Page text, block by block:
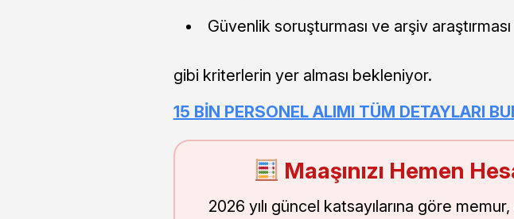
Güvenlik soruşturması ve arşiv araştırması
gibi kriterlerin yer alması bekleniyor.
15 BİN PERSONEL ALIMI TÜM DETAYLARI
Maaşınızı Hemen
2026 yılı güncel katsayılarına göre